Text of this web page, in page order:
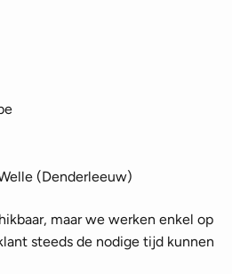
(Denderleeuw)
maar we werken enkel op
steeds de nodige tijd kunnen